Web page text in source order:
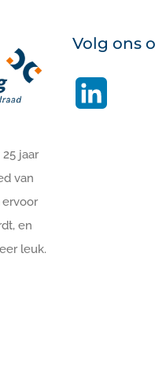
jaar
van
ervoor
en
leuk.
Volg ons